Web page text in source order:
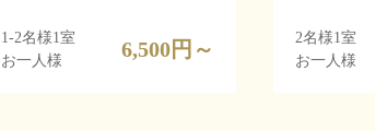
1-2名様1室
お一人様
6,500円～
2名様1室
お一人様